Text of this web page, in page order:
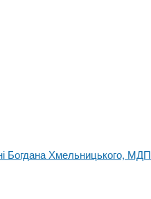
Богдана Хмельницького,